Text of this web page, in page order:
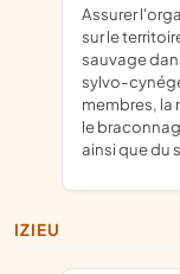
assurer l'organisation technique de la chasse, favoriser
sur le
sauvage
sylvo-
membres, la
le
ainsi que du
IZIEU